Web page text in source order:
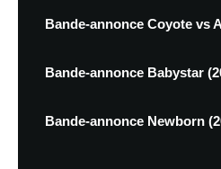
Bande-annonce Coyote vs
Bande-annonce Babystar
Bande-annonce Newborn